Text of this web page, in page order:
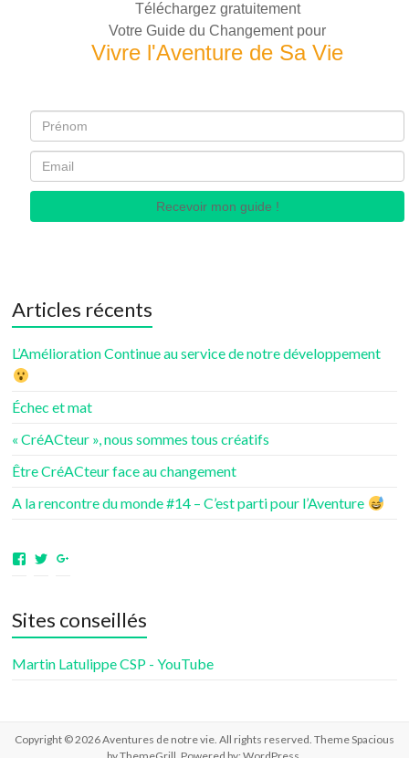
Téléchargez gratuitement
Votre Guide du Changement pour
Vivre l'Aventure de Sa Vie
Recevoir mon guide !
Articles récents
L’Amélioration Continue au service de notre développement
Échec et mat
« CréACteur », nous sommes tous créatifs
Être CréACteur face au changement
A la rencontre du monde #14 – C’est parti pour l’Aventure
Voir
aventuresdenotrevie
sur
Voir
Samsenie
sur
samsenie
sur
Sites conseillés
Martin Latulippe CSP - YouTube
Copyright © 2026Aventures de notre vie. All rights reserved. ThemeSpacious